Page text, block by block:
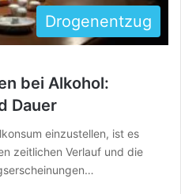
Drogenentzug
bei Alkohol:
Dauer
einzustellen, ist es
zeitlichen Verlauf und die